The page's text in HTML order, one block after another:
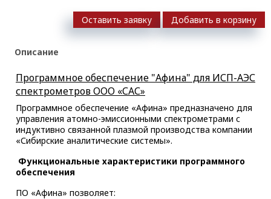
Оставить заявку Добавить в корзину
Описание
Программное обеспечение "Афина" для ИСП-АЭС
спектрометров ООО «САС»
Программное обеспечение «Афина» предназначено для
управления атомно-эмиссионными спектрометрами с
индуктивно связанной плазмой производства компании
«Сибирские аналитические системы».
Функциональные характеристики программного
обеспечения
ПО «Афина» позволяет: